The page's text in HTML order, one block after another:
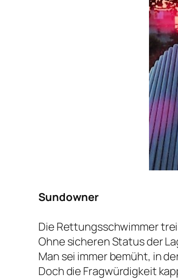
Sundowner
Die Rettungsschwimmer
Ohne sicheren Status der
Man sei immer bemüht, in
Doch die Fragwürdigkeit